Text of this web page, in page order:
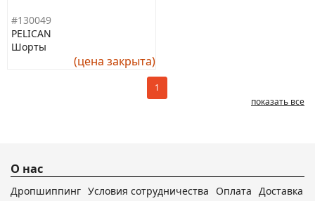
#130049
PELICAN
Шорты
(цена закрыта)
1
показать все
О нас
Дропшиппинг Условия сотрудничества Оплата Доставка